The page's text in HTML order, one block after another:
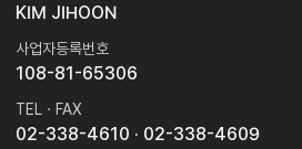
KIM JIHOON
사업자등록번호
108-81-65306
TEL · FAX
02-338-4610 · 02-338-4609